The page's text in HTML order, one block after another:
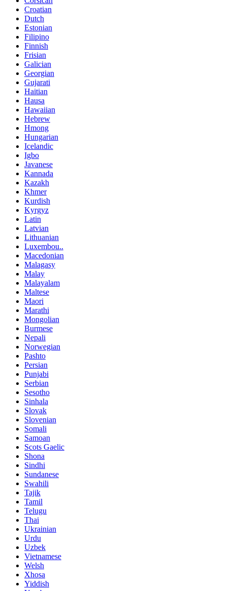
Croatian
Dutch
Estonian
Filipino
Finnish
Frisian
Galician
Georgian
Gujarati
Haitian
Hausa
Hawaiian
Hebrew
Hmong
Hungarian
Icelandic
Igbo
Javanese
Kannada
Kazakh
Khmer
Kurdish
Kyrgyz
Latin
Latvian
Lithuanian
Luxembou..
Macedonian
Malagasy
Malay
Malayalam
Maltese
Maori
Marathi
Mongolian
Burmese
Nepali
Norwegian
Pashto
Persian
Punjabi
Serbian
Sesotho
Sinhala
Slovak
Slovenian
Somali
Samoan
Scots Gaelic
Shona
Sindhi
Sundanese
Swahili
Tajik
Tamil
Telugu
Thai
Ukrainian
Urdu
Uzbek
Vietnamese
Welsh
Xhosa
Yiddish